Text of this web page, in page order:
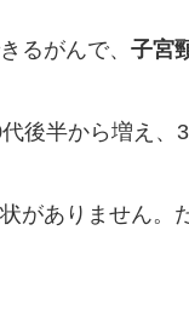
るがんで、 子宮
後半から増え、
がありません。